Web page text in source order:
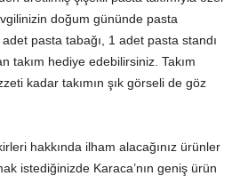
doğum gününde pasta
pasta tabağı, 1 adet pasta standı
takım hediye edebilirsiniz. Takım
kadar takımın şık görseli de göz
hakkında ilham alacağınız ürünler
istediğinizde Karaca’nın geniş ürün